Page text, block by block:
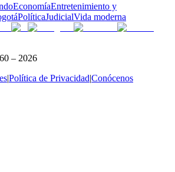
EconomíaEntretenimiento y
PolíticaJudicialVida moderna
– 2026
|Política de Privacidad|Conócenos